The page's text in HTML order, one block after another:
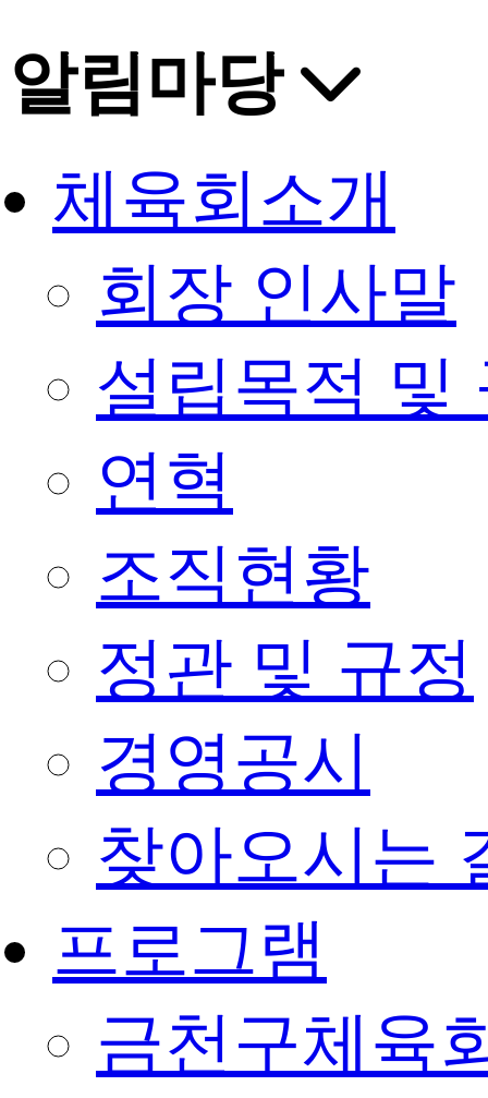
알림마당
체육회소개
회장 인사말
설립목적 및
연혁
조직현황
정관 및 규정
경영공시
찾아오시는
프로그램
금천구체육